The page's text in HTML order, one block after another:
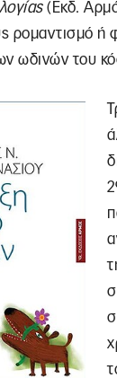
(Eκδ.
ρομαντισμό
ωδινών του